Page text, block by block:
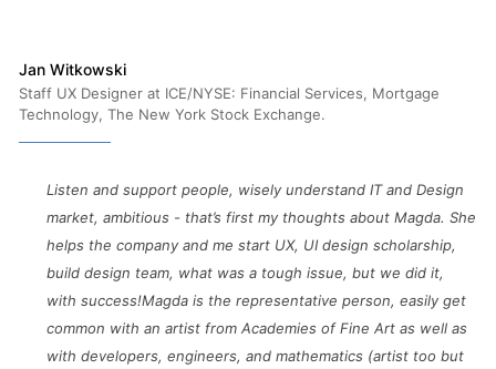
Jan Witkowski
Staff UX Designer at ICE/NYSE: Financial Services, Mortgage
Technology, The New York Stock Exchange.
Listen and support people, wisely understand IT and Design
market, ambitious - that’s first my thoughts about Magda. She
helps the company and me start UX, UI design scholarship,
build design team, what was a tough issue, but we did it,
with success!Magda is the representative person, easily get
common with an artist from Academies of Fine Art as well as
with developers, engineers, and mathematics (artist too but